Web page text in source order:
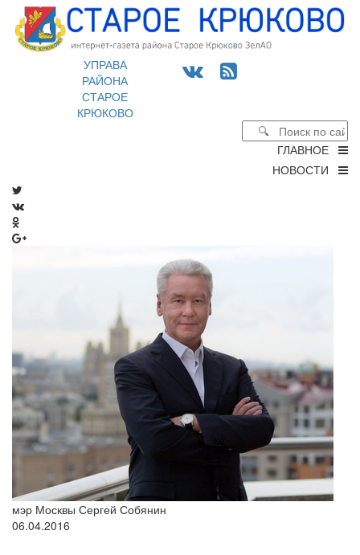
УПРАВА
РАЙОНА
СТАРОЕ
КРЮКОВО
ГЛАВНОЕ
НОВОСТИ
мэр Москвы Сергей Собянин
06.04.2016